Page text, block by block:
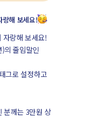
랑해 보세요!
자랑해 보세요!
의 줄임말인
그로 설정하고
분께는 3만원 상